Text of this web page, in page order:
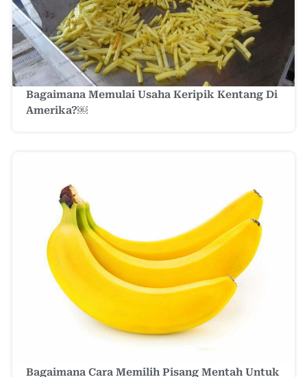
Bagaimana Memulai Usaha Keripik Kentang Di
Amerika?￼
Bagaimana Cara Memilih Pisang Mentah Untuk